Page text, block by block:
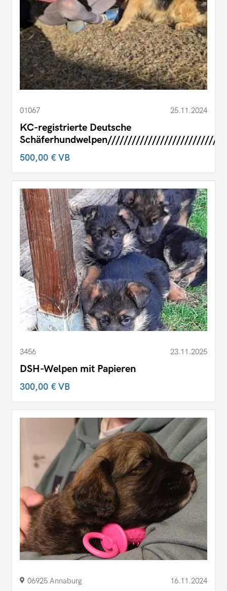
01067 25.11.2024
KC-registrierte Deutsche
500,00 €VB
3456 23.11.2025
DSH-Welpen mit Papieren
300,00 €VB
06925 Annaburg 16.11.2024